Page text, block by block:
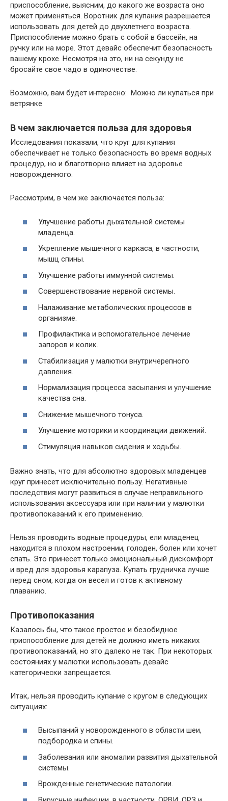
приспособление, выясним, до какого же возраста оно
может применяться. Воротник для купания разрешается
использовать для детей до двухлетнего возраста.
Приспособление можно брать с собой в бассейн, на
ручку или на море. Этот девайс обеспечит безопасность
вашему крохе. Несмотря на это, ни на секунду не
бросайте свое чадо в одиночестве.
Возможно, вам будет интересно: Можно ли купаться при
ветрянке
В чем заключается польза для здоровья
Исследования показали, что круг для купания
обеспечивает не только безопасность во время водных
процедур, но и благотворно влияет на здоровье
новорожденного.
Рассмотрим, в чем же заключается польза:
Улучшение работы дыхательной системы
младенца.
Укрепление мышечного каркаса, в частности,
мышц спины.
Улучшение работы иммунной системы.
Совершенствование нервной системы.
Налаживание метаболических процессов в
организме.
Профилактика и вспомогательное лечение
запоров и колик.
Стабилизация у малютки внутричерепного
давления.
Нормализация процесса засыпания и улучшение
качества сна.
Снижение мышечного тонуса.
Улучшение моторики и координации движений.
Стимуляция навыков сидения и ходьбы.
Важно знать, что для абсолютно здоровых младенцев
круг принесет исключительно пользу. Негативные
последствия могут развиться в случае неправильного
использования аксессуара или при наличии у малютки
противопоказаний к его применению.
Нельзя проводить водные процедуры, ели младенец
находится в плохом настроении, голоден, болен или хочет
спать. Это принесет только эмоциональный дискомфорт
и вред для здоровья карапуза. Купать грудничка лучше
перед сном, когда он весел и готов к активному
плаванию.
Противопоказания
Казалось бы, что такое простое и безобидное
приспособление для детей не должно иметь никаких
противопоказаний, но это далеко не так. При некоторых
состояниях у малютки использовать девайс
категорически запрещается.
Итак, нельзя проводить купание с кругом в следующих
ситуациях:
Высыпаний у новорожденного в области шеи,
подбородка и спины.
Заболевания или аномалии развития дыхательной
системы.
Врожденные генетические патологии.